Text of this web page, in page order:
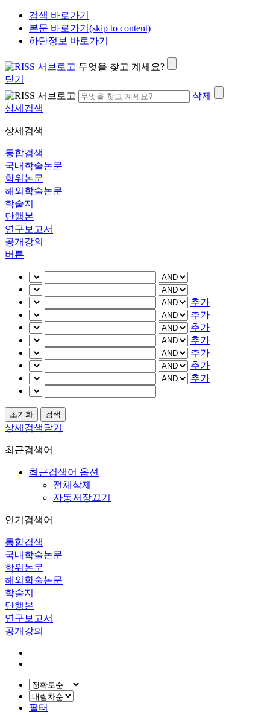
검색 바로가기
본문 바로가기(skip to content)
하단정보 바로가기
무엇을 찾고 계세요?
닫기
삭제
상세검색
상세검색
통합검색
국내학술논문
학위논문
해외학술논문
학술지
단행본
연구보고서
공개강의
버튼
추가
추가
추가
추가
추가
추가
추가
상세검색닫기
최근검색어
최근검색어 옵션
전체삭제
자동저장끄기
인기검색어
통합검색
국내학술논문
학위논문
해외학술논문
학술지
단행본
연구보고서
공개강의
필터